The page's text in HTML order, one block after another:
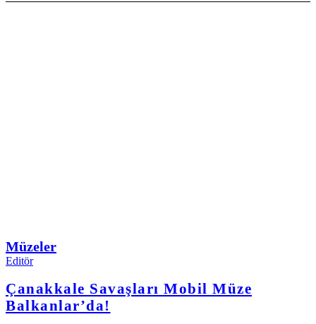
Müzeler
Editör
Çanakkale Savaşları Mobil Müze
Balkanlar’da!